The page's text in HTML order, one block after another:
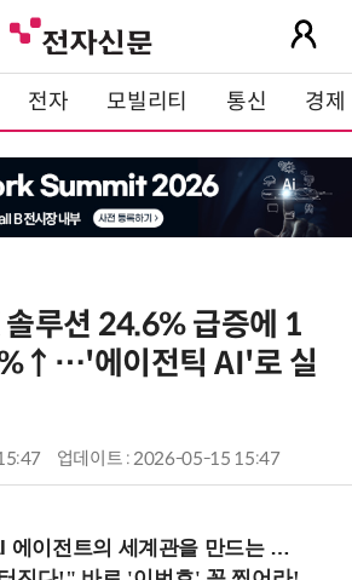
전자 모빌리티 통신 경제
루션 24.6% 급증에 1
에이전틱 AI'로 실
업데이트 : 2026-05-15 15:47
세계관을 만드는 지식 설계자로.. (8/20 강남역)